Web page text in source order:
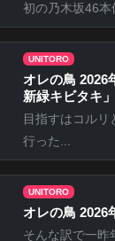
初の乃木坂46本
UNITORO
オレの鳥 2026
新緑キビタキ」
目指すはコル
行った...
UNITORO
オレの鳥 2026
そんな訳で一昨